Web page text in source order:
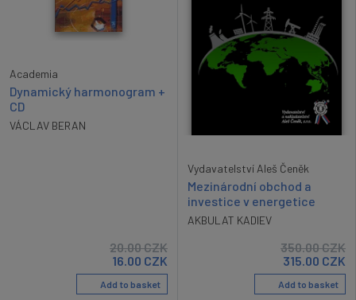
Academia
Dynamický harmonogram +
CD
VÁCLAV BERAN
20.00CZK
16.00 CZK
Add to basket
Vydavatelství Aleš Čeněk
Mezinárodní obchod a
investice v energetice
AKBULAT KADIEV
350.00CZK
315.00 CZK
Add to basket